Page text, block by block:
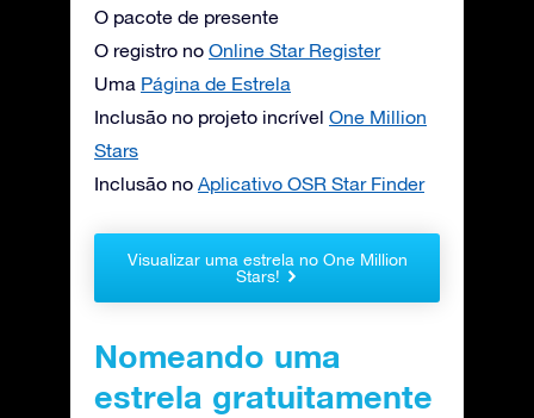
O pacote de presente
O registro no Online Star Register
Uma Página de Estrela
Inclusão no projeto incrível One Million
Stars
Inclusão no Aplicativo OSR Star Finder
Visualizar uma estrela no One Million
Stars!
Nomeando uma
estrela gratuitamente